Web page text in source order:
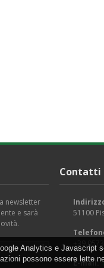
newsletter
e sarà
Contatti
51100
E-mail:
Analytics e Javascript
possono essere lette